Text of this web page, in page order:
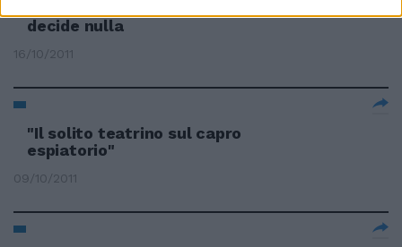
decide nulla
16/10/2011
"Il solito teatrino sul capro
espiatorio"
09/10/2011